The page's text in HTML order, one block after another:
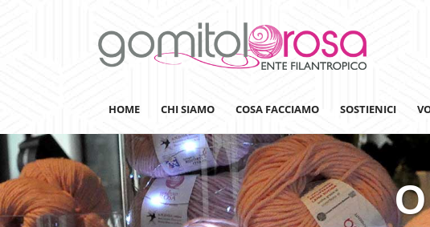
HOME CHI SIAMO COSA FACCIAMO
Lanaterapia
SOSTIENICI
Adotta un